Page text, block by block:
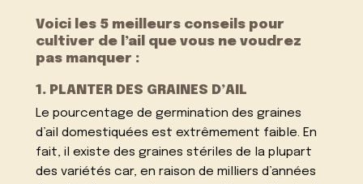
Voici les 5 meilleurs conseils pour
cultiver de l’ail que vous ne voudrez
pas manquer :
1. PLANTER DES GRAINES D’AIL
Le pourcentage de germination des graines
d’ail domestiquées est extrêmement faible. En
fait, il existe des graines stériles de la plupart
des variétés car, en raison de milliers d’années